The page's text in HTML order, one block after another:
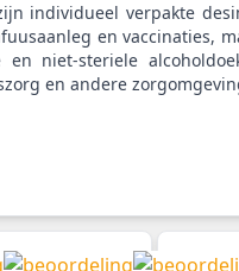
individueel verpakte
en vaccinaties,
niet-steriele
en andere